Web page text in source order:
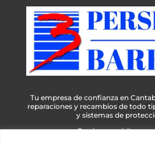
Tu empresa de confianza en
reparaciones y recambios de todo
y sistemas de
Gracias por visitar